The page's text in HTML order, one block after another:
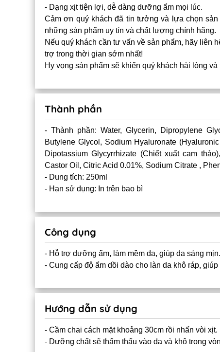
- Dạng xịt tiện lợi, dễ dàng dưỡng ẩm mọi lúc.
Cảm ơn quý khách đã tin tưởng và lựa chọn
những sản phẩm uy tín và chất lượng chính hãng.
Nếu quý khách cần tư vấn về sản phẩm, hãy liên
trợ trong thời gian sớm nhất!
Hy vọng sản phẩm sẽ khiến quý khách hài lòng
Thành phần
- Thành phần: Water, Glycerin, Dipropylene
Butylene Glycol, Sodium Hyaluronate
Dipotassium Glycyrrhizate (Chiết xuất cam
Castor Oil, Citric Acid 0.01%, Sodium Citrate ,
- Dung tích: 250ml
- Hạn sử dụng: In trên bao bì
Công dụng
- Hỗ trợ dưỡng ẩm, làm mềm da, giúp da sáng mịn.
- Cung cấp độ ẩm dồi dào cho làn da khô ráp,
Hướng dẫn sử dụng
- Cầm chai cách mặt khoảng 30cm rồi nhấn vòi xịt.
- Dưỡng chất sẽ thẩm thấu vào da và khô trong